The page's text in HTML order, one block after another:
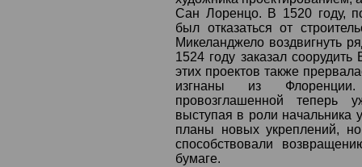
Сан Лоренцо. В 1520 году,
был отказаться от
Микеланджело воздвигнуть
1524 году заказал
этих проектов также
изгнаны из
провозглашенной теперь
выступая в роли начальника
планы новых укреплений, но
способствовали
бумаге.